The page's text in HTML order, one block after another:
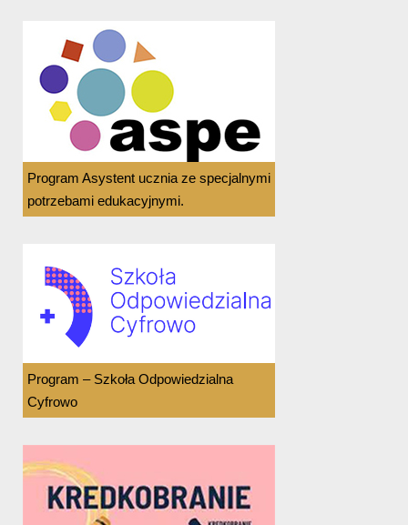
Program Asystent ucznia ze specjalnymi
potrzebami edukacyjnymi.
Program – Szkoła Odpowiedzialna
Cyfrowo